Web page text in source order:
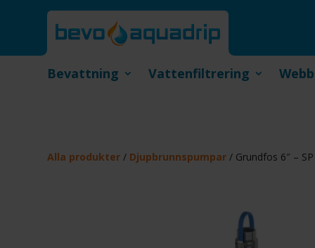
Bevattning Vattenfiltrering
Alla produkter / Djupbrunnspumpar / Grundfos 6″ –